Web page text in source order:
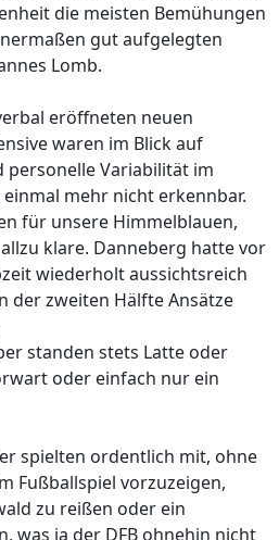
die meisten Bemühungen
gut aufgelegten
Lomb.
eröffneten neuen
waren im Blick auf
personelle Variabilität im
mehr nicht erkennbar.
für unsere Himmelblauen,
klare. Danneberg hatte vor
wiederholt aussichtsreich
der zweiten Hälfte Ansätze
standen stets Latte oder
oder einfach nur ein
spielten ordentlich mit, ohne
Fußballspiel vorzuzeigen,
zu reißen oder ein
was ja der DFB ohnehin nicht